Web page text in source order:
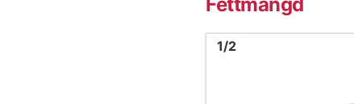
Bild1
1/2